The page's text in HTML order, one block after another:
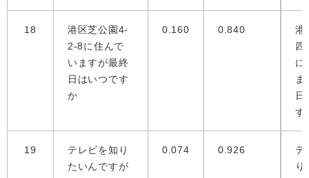
18
港区芝公園4-
2-8に住んで
いますが最終
日はいつです
か
0.160 0.840
港
四
に
ま
日
す
19
テレビを知り
たいんですが
0.074 0.926
テ
り